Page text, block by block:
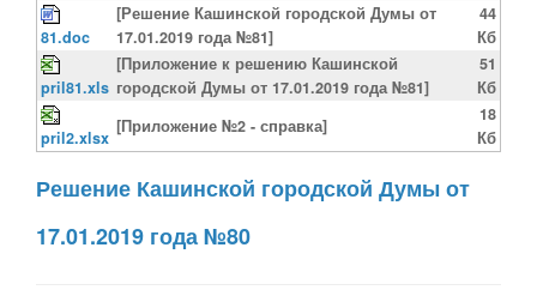
81.doc
[Решение Кашинской городской Думы от
17.01.2019 года №81]
44
Кб
pril81.xls
[Приложение к решению Кашинской
городской Думы от 17.01.2019 года №81]
51
Кб
pril2.xlsx
[Приложение №2 - справка]
18
Кб
Решение Кашинской городской Думы от
17.01.2019 года №80